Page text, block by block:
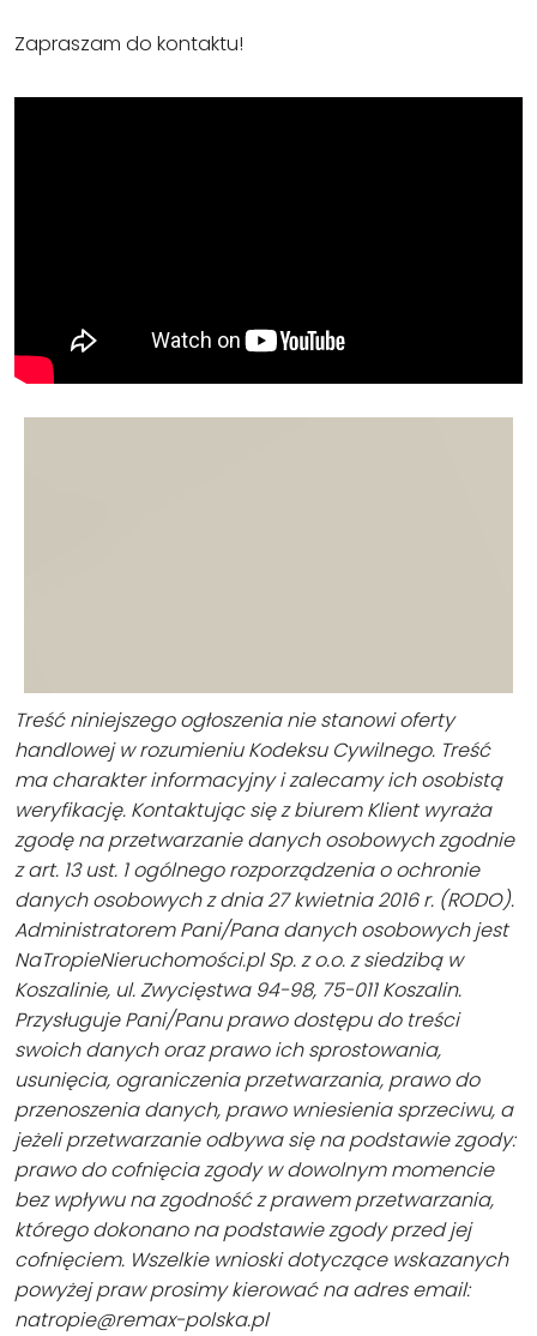
Zapraszam do kontaktu!
Treść niniejszego ogłoszenia nie stanowi oferty
handlowej w rozumieniu Kodeksu Cywilnego. Treść
ma charakter informacyjny i zalecamy ich osobistą
weryfikację. Kontaktując się z biurem Klient wyraża
zgodę na przetwarzanie danych osobowych zgodnie
z art. 13 ust. 1 ogólnego rozporządzenia o ochronie
danych osobowych z dnia 27 kwietnia 2016 r. (RODO).
Administratorem Pani/Pana danych osobowych jest
NaTropieNieruchomości.pl Sp. z o.o. z siedzibą w
Koszalinie, ul. Zwycięstwa 94-98, 75-011 Koszalin.
Przysługuje Pani/Panu prawo dostępu do treści
swoich danych oraz prawo ich sprostowania,
usunięcia, ograniczenia przetwarzania, prawo do
przenoszenia danych, prawo wniesienia sprzeciwu, a
jeżeli przetwarzanie odbywa się na podstawie zgody:
prawo do cofnięcia zgody w dowolnym momencie
bez wpływu na zgodność z prawem przetwarzania,
którego dokonano na podstawie zgody przed jej
cofnięciem. Wszelkie wnioski dotyczące wskazanych
powyżej praw prosimy kierować na adres email:
natropie@remax-polska.pl